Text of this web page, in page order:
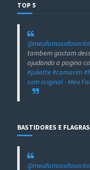
TOP 5
@meufamosofavorito
tambem gostam
ajudando a pagina
#juliette#camarim
som original - Meu
BASTIDORES E FLAGRAS
@meufamosofavorito